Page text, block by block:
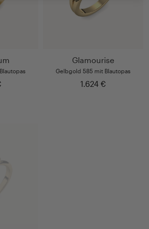
Glamourise
Gelbgold 585 mit Blautopas
1.624 €